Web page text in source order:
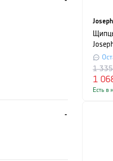
4 x 6
1
1 335
Есть в